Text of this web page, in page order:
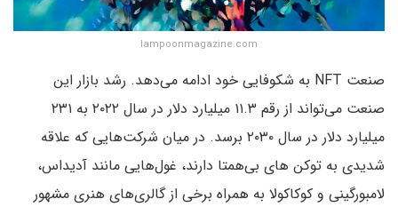
lampoonmagazine.com
صنعت NFT به شکوفایی خود ادامه می‌دهد. رشد بازار این
صنعت می‌تواند از رقم ۱۱.۳ میلیارد دلار در سال ۲۰۲۲ به ۲۳۱
میلیارد دلار در سال ۲۰۳۰ برسد. در میان شرکت‌هایی که علاقه
شدیدی به توکن های بی‌همتا دارند، غول‌هایی مانند آدیداس،
لامبورگینی و کوکاکولا به همراه برخی از گالری‌های هنری مشهور